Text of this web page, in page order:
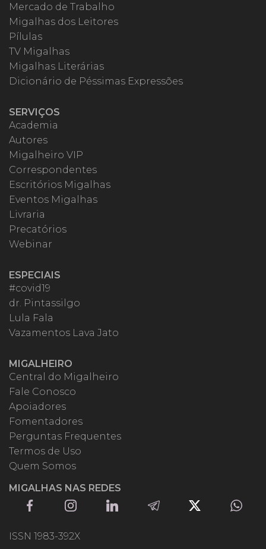
Mercado de Trabalho
Migalhas dos Leitores
Pílulas
TV Migalhas
Migalhas Literárias
Dicionário de Péssimas Expressões
SERVIÇOS
Academia
Autores
Migalheiro VIP
Correspondentes
Escritórios Migalhas
Eventos Migalhas
Livraria
Precatórios
Webinar
ESPECIAIS
#covid19
dr. Pintassilgo
Lula Fala
Vazamentos Lava Jato
MIGALHEIRO
Central do Migalheiro
Fale Conosco
Apoiadores
Fomentadores
Perguntas Frequentes
Termos de Uso
Quem Somos
MIGALHAS NAS REDES
ISSN 1983-392X